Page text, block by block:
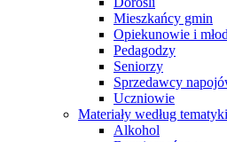
Mieszkańcy gmin
Opiekunowie i
Pedagodzy
Seniorzy
Sprzedawcy
Uczniowie
Materiały według tematyki
Alkohol